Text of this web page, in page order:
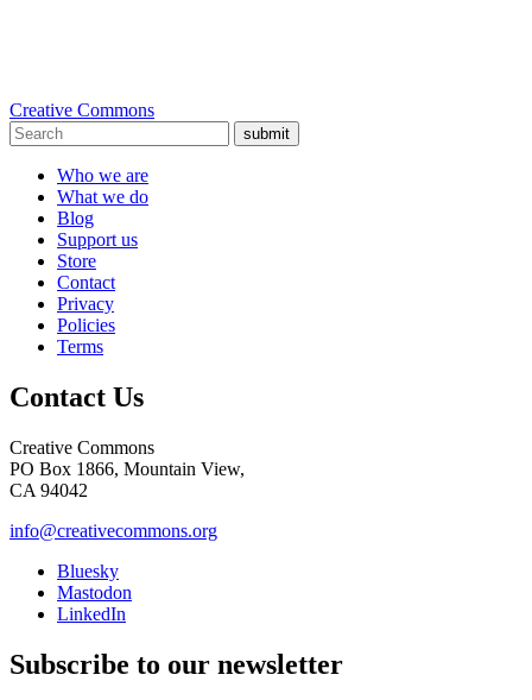
Creative Commons
submit
Who we are
What we do
Blog
Support us
Store
Contact
Privacy
Policies
Terms
Contact Us
Creative Commons
PO Box 1866, Mountain View,
CA 94042
info@creativecommons.org
Bluesky
Mastodon
LinkedIn
Subscribe to our newsletter